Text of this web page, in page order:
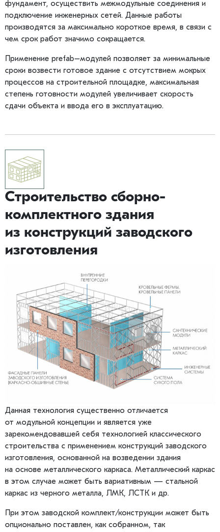
фундамент, осуществить межмодульные соединения и
подключение инженерных сетей. Данные работы
производятся за максимально короткое время, в связи с
чем срок работ значимо сокращается.
Применение prefab–модулей позволяет за минимальные
сроки возвести готовое здание с отсутствием мокрых
процессов на строительной площадке, максимальная
степень готовности модулей увеличивает скорость
сдачи объекта и ввода его в эксплуатацию.
Строительство сборно-
комплектного здания
из конструкций заводского
изготовления
Данная технология существенно отличается
от модульной концепции и является уже
зарекомендовавшей себя технологией классического
строительства с применением конструкций заводского
изготовления, основанной на возведении здания
на основе металлического каркаса. Металлический каркас
в этом случае может быть вариативным — стальной
каркас из черного металла, ЛМК, ЛСТК и др.
При этом заводской комплект/конструкции может быть
опционально поставлен, как собранном, так